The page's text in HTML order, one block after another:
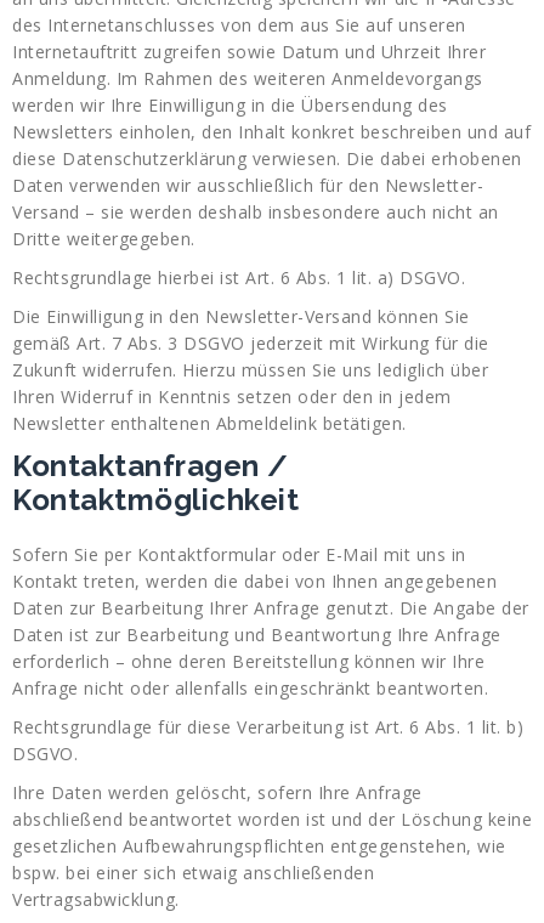
des Internetanschlusses von dem aus Sie auf unseren
Internetauftritt zugreifen sowie Datum und Uhrzeit Ihrer
Anmeldung. Im Rahmen des weiteren Anmeldevorgangs
werden wir Ihre Einwilligung in die Übersendung des
Newsletters einholen, den Inhalt konkret beschreiben und auf
diese Datenschutzerklärung verwiesen. Die dabei erhobenen
Daten verwenden wir ausschließlich für den Newsletter-
Versand – sie werden deshalb insbesondere auch nicht an
Dritte weitergegeben.
Rechtsgrundlage hierbei ist Art. 6 Abs. 1 lit. a) DSGVO.
Die Einwilligung in den Newsletter-Versand können Sie
gemäß Art. 7 Abs. 3 DSGVO jederzeit mit Wirkung für die
Zukunft widerrufen. Hierzu müssen Sie uns lediglich über
Ihren Widerruf in Kenntnis setzen oder den in jedem
Newsletter enthaltenen Abmeldelink betätigen.
Kontaktanfragen /
Kontaktmöglichkeit
Sofern Sie per Kontaktformular oder E-Mail mit uns in
Kontakt treten, werden die dabei von Ihnen angegebenen
Daten zur Bearbeitung Ihrer Anfrage genutzt. Die Angabe der
Daten ist zur Bearbeitung und Beantwortung Ihre Anfrage
erforderlich – ohne deren Bereitstellung können wir Ihre
Anfrage nicht oder allenfalls eingeschränkt beantworten.
Rechtsgrundlage für diese Verarbeitung ist Art. 6 Abs. 1 lit. b)
DSGVO.
Ihre Daten werden gelöscht, sofern Ihre Anfrage
abschließend beantwortet worden ist und der Löschung keine
gesetzlichen Aufbewahrungspflichten entgegenstehen, wie
bspw. bei einer sich etwaig anschließenden
Vertragsabwicklung.